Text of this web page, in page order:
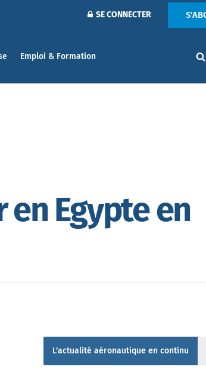
SE CONNECTER
Emploi & Formation
Egypte en
L'actualité aéronautique en continu